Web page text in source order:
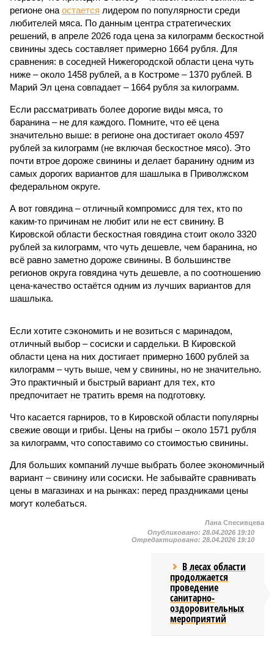
регионе она остается лидером по популярности среди
любителей мяса. По данным центра стратегических
решений, в апреле 2026 года цена за килограмм бескостной
свинины здесь составляет примерно 1664 рубля. Для
сравнения: в соседней Нижегородской области цена чуть
ниже – около 1458 рублей, а в Костроме – 1370 рублей. В
Марий Эл цена совпадает – 1664 рубля за килограмм.
Если рассматривать более дорогие виды мяса, то
баранина – не для каждого. Помните, что её цена
значительно выше: в регионе она достигает около 4597
рублей за килограмм (не включая бескостное мясо). Это
почти втрое дороже свинины и делает баранину одним из
самых дорогих вариантов для шашлыка в Приволжском
федеральном округе.
А вот говядина – отличный компромисс для тех, кто по
каким-то причинам не любит или не ест свинину. В
Кировской области бескостная говядина стоит около 3320
рублей за килограмм, что чуть дешевле, чем баранина, но
всё равно заметно дороже свинины. В большинстве
регионов округа говядина чуть дешевле, а по соотношению
цена-качество остаётся одним из лучших вариантов для
шашлыка.
Если хотите сэкономить и не возиться с маринадом,
отличный выбор – сосиски и сардельки. В Кировской
области цена на них достигает примерно 1600 рублей за
килограмм – чуть выше, чем у свинины, но не значительно.
Это практичный и быстрый вариант для тех, кто
предпочитает не тратить время на подготовку.
Что касается гарниров, то в Кировской области популярны
свежие овощи и грибы. Цены на грибы – около 1571 рубля
за килограмм, что сопоставимо со стоимостью свинины.
Для больших компаний лучше выбрать более экономичный
вариант – свинину или сосиски. Не забывайте сравнивать
цены в магазинах и на рынках: перед праздниками цены
могут колебаться.
Лана Спесивцева
Опубликовано: 28.04.2026 19:10
Отредактировано: 28.04.2026 19:10
В лесах области
продолжается
проведение
санитарно-
оздоровительных
мероприятий